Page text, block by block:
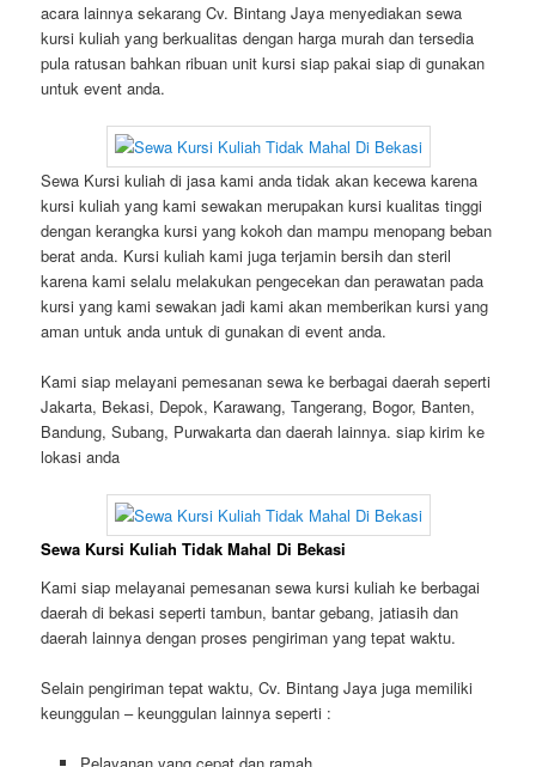
acara lainnya sekarang Cv. Bintang Jaya menyediakan sewa
kursi kuliah yang berkualitas dengan harga murah dan tersedia
pula ratusan bahkan ribuan unit kursi siap pakai siap di gunakan
untuk event anda.
Sewa Kursi kuliah di jasa kami anda tidak akan kecewa karena
kursi kuliah yang kami sewakan merupakan kursi kualitas tinggi
dengan kerangka kursi yang kokoh dan mampu menopang beban
berat anda. Kursi kuliah kami juga terjamin bersih dan steril
karena kami selalu melakukan pengecekan dan perawatan pada
kursi yang kami sewakan jadi kami akan memberikan kursi yang
aman untuk anda untuk di gunakan di event anda.
Kami siap melayani pemesanan sewa ke berbagai daerah seperti
Jakarta, Bekasi, Depok, Karawang, Tangerang, Bogor, Banten,
Bandung, Subang, Purwakarta dan daerah lainnya. siap kirim ke
lokasi anda
Sewa Kursi Kuliah Tidak Mahal Di Bekasi
Kami siap melayanai pemesanan sewa kursi kuliah ke berbagai
daerah di bekasi seperti tambun, bantar gebang, jatiasih dan
daerah lainnya dengan proses pengiriman yang tepat waktu.
Selain pengiriman tepat waktu, Cv. Bintang Jaya juga memiliki
keunggulan – keunggulan lainnya seperti :